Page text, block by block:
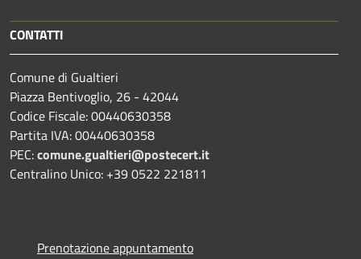
CONTATTI
Comune di Gualtieri
Piazza Bentivoglio, 26 - 42044
Codice Fiscale: 00440630358
Partita IVA: 00440630358
PEC:comune.gualtieri@postecert.it
Centralino Unico: +39 0522 221811
Prenotazione appuntamento